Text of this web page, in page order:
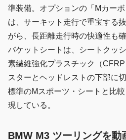
準装備。オプションの「Mカーボ
は、サーキット走行で重宝する
がら、長距離走行時の快適性も
バケットシートは、シートクッ
素繊維強化プラスチック（
スターとヘッドレストの下部に
標準のMスポーツ・シートと比
現している。
BMW M3 ツーリングを動